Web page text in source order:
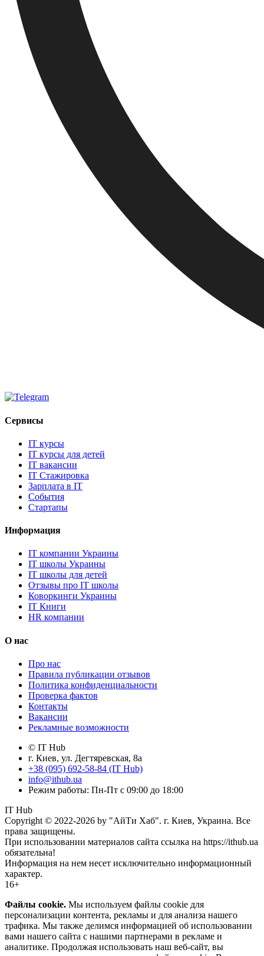
Сервисы
IT курсы
IT курсы для детей
IT вакансии
IT Стажировка
Зарплата в IT
События
Стартапы
Информация
IT компании Украины
IT школы Украины
IT школы для детей
Отзывы про IT школы
Коворкинги Украины
IT Книги
HR компании
О нас
Про нас
Правила публикации отзывов
Политика конфиденциальности
Проверка фактов
Контакты
Вакансии
Рекламные возможности
© IT Hub
г. Киев, ул. Дегтяревская, 8а
+38 (095) 692-58-84 (IT Hub)
info@ithub.ua
Режим работы: Пн-Пт с 09:00 до 18:00
IT Hub
Copyright © 2022-2026 by "АйТи Хаб". г. Киев, Украина. Все
права защищены.
При использовании материалов сайта ссылка на https://ithub.ua
обязательна!
Информация на нем несет исключительно информационный
характер.
16+
Файлы cookie. Мы используем файлы cookie для
персонализации контента, рекламы и для анализа нашего
трафика. Мы также делимся информацией об использовании
вами нашего сайта с нашими партнерами в рекламе и
аналитике. Продолжая использовать наш веб-сайт, вы